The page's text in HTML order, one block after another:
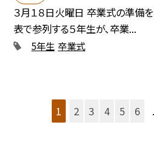
３月１８日火曜日 卒業式の準備
表で参列する５年生が、卒業...
5年生 卒業式
1 2 3 4 5 6